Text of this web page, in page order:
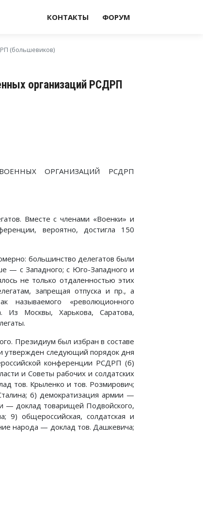
КОНТАКТЫ ФОРУМ
(большевиков)
организаций РСДРП
ОРГАНИЗАЦИЙ РСДРП
Вместе с членами «Военки» и
вероятно, достигла 150
большинство делегатов были
— с Западного; с Юго-Западного и
не только отдаленностью этих
запрещая отпуска и пр., а
называемого «революционного
Из Москвы, Харькова, Саратова,
Президиум был избран в составе
утвержден следующий порядок дня
конференции РСДРП (б)
и Советы рабочих и солдатских
тов. Крыленко и тов. Розмирович;
6) демократизация армии —
— доклад товарищей Подвойского,
9) общероссийская, солдатская и
народа — доклад тов. Дашкевича;